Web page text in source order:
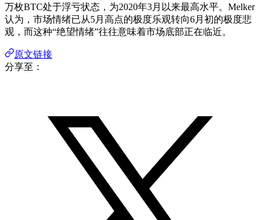
万枚BTC处于浮亏状态，为2020年3月以来最高水平。Melker
认为，市场情绪已从5月高点的极度乐观转向6月初的极度悲
观，而这种“绝望情绪”往往意味着市场底部正在临近。
原文链接
分享至：